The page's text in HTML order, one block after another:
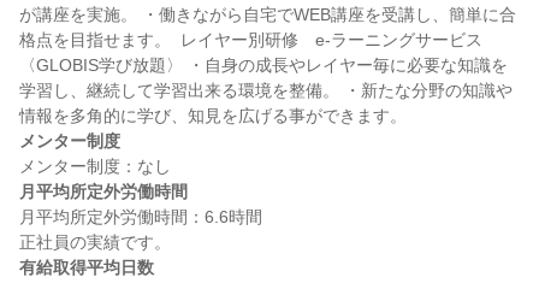
が講座を実施。 ・働きながら自宅でWEB講座を受講し、簡単に合
格点を目指せます。  レイヤー別研修　e-ラーニングサービス
〈GLOBIS学び放題〉 ・自身の成長やレイヤー毎に必要な知識を
学習し、継続して学習出来る環境を整備。 ・新たな分野の知識や
メンター制度
月平均所定外労働時間
月平均所定外労働時間：6.6時間
有給取得平均日数